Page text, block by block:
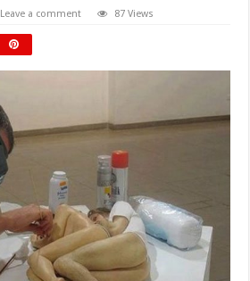
Leave a comment 87 Views